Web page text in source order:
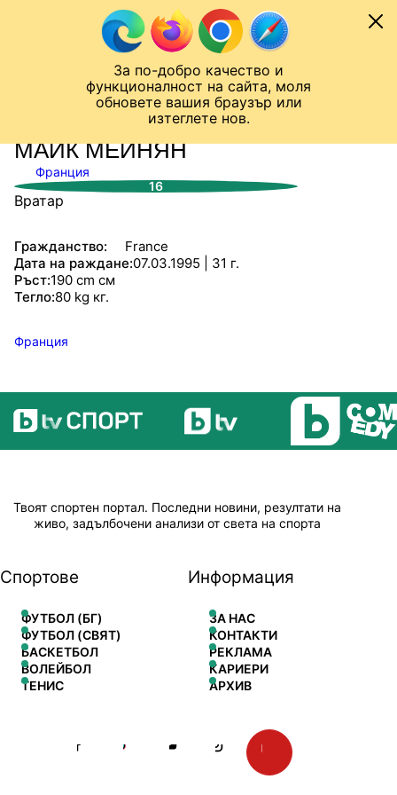
За по-добро качество и
функционалност на сайта, моля
обновете вашия браузър или
изтеглете нов.
Към съдържанието
Лига на Конференциите
СТАТИСТИКИ
МАЙК МЕЙНЯН
Франция
16
Вратар
Гражданство:
France
Дата на раждане:07.03.1995 | 31 г.
Ръст:190 cm см
Тегло:80 kg кг.
Франция
Твоят спортен портал. Последни новини, резултати на
живо, задълбочени анализи от света на спорта
Спортове
ФУТБОЛ (БГ)
ФУТБОЛ (СВЯТ)
БАСКЕТБОЛ
ВОЛЕЙБОЛ
ТЕНИС
Информация
ЗА НАС
КОНТАКТИ
РЕКЛАМА
КАРИЕРИ
АРХИВ